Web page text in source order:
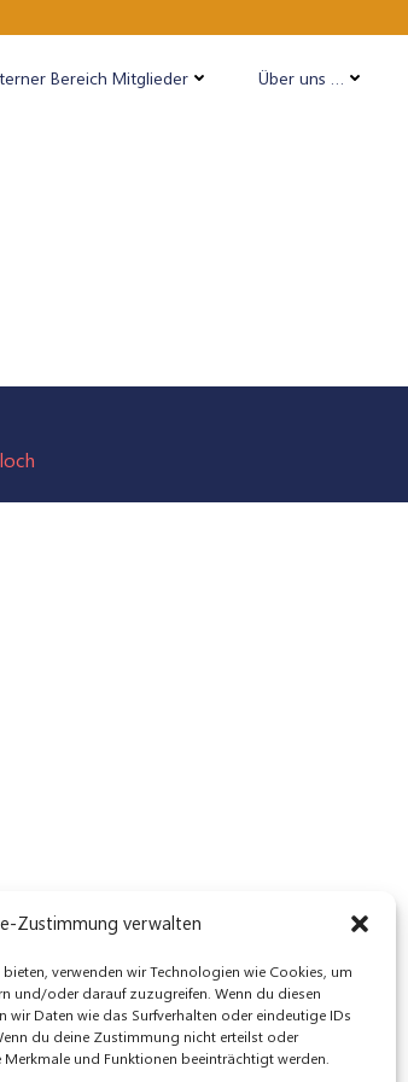
Zustimmung verwalten
verwenden wir Technologien wie Cookies, um
und/oder darauf zuzugreifen. Wenn du diesen
Daten wie das Surfverhalten oder eindeutige IDs
du deine Zustimmung nicht erteilst oder
und Funktionen beeinträchtigt werden.
Bereich Mitglieder Über uns …